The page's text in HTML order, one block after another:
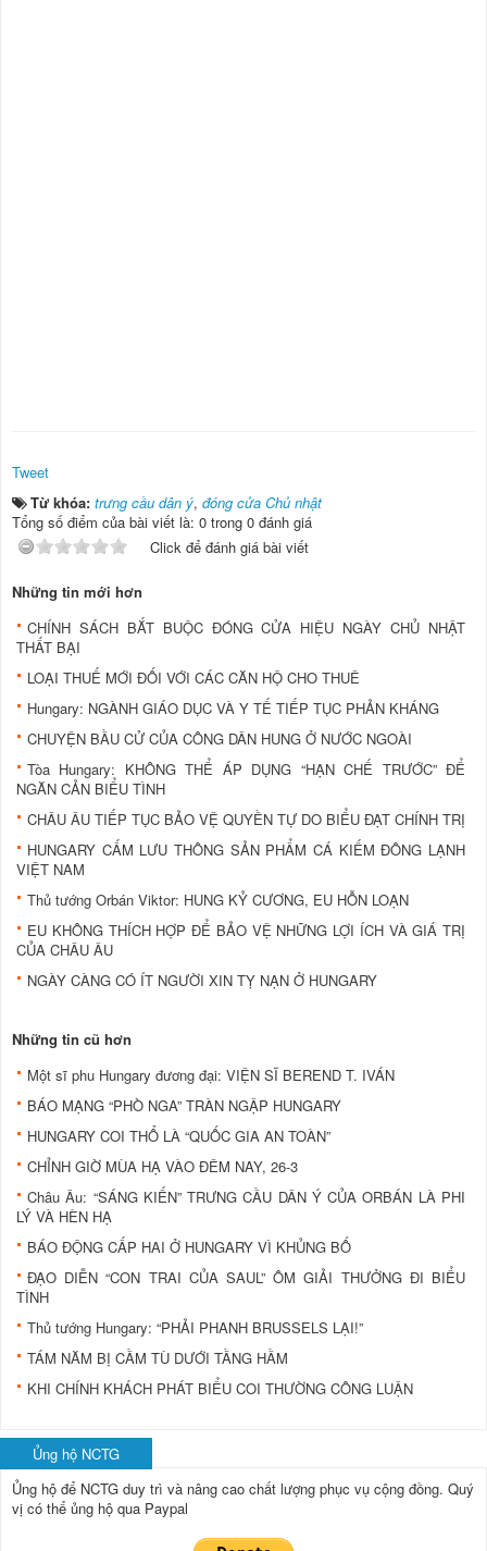
Tweet
Từ khóa: trưng cầu dân ý, đóng cửa Chủ nhật
Tổng số điểm của bài viết là: 0 trong 0 đánh giá
Click để đánh giá bài viết
Những tin mới hơn
CHÍNH SÁCH BẮT BUỘC ĐÓNG CỬA HIỆU NGÀY CHỦ NHẬT
THẤT BẠI
LOẠI THUẾ MỚI ĐỐI VỚI CÁC CĂN HỘ CHO THUÊ
Hungary: NGÀNH GIÁO DỤC VÀ Y TẾ TIẾP TỤC PHẢN KHÁNG
CHUYỆN BẦU CỬ CỦA CÔNG DÂN HUNG Ở NƯỚC NGOÀI
Tòa Hungary: KHÔNG THỂ ÁP DỤNG “HẠN CHẾ TRƯỚC” ĐỂ
NGĂN CẢN BIỂU TÌNH
CHÂU ÂU TIẾP TỤC BẢO VỆ QUYỀN TỰ DO BIỂU ĐẠT CHÍNH TRỊ
HUNGARY CẤM LƯU THÔNG SẢN PHẨM CÁ KIẾM ĐÔNG LẠNH
VIỆT NAM
Thủ tướng Orbán Viktor: HUNG KỶ CƯƠNG, EU HỖN LOẠN
EU KHÔNG THÍCH HỢP ĐỂ BẢO VỆ NHỮNG LỢI ÍCH VÀ GIÁ TRỊ
CỦA CHÂU ÂU
NGÀY CÀNG CÓ ÍT NGƯỜI XIN TỴ NẠN Ở HUNGARY
Những tin cũ hơn
Một sĩ phu Hungary đương đại: VIỆN SĨ BEREND T. IVÁN
BÁO MẠNG “PHÒ NGA” TRÀN NGẬP HUNGARY
HUNGARY COI THỔ LÀ “QUỐC GIA AN TOÀN”
CHỈNH GIỜ MÙA HẠ VÀO ĐÊM NAY, 26-3
Châu Âu: “SÁNG KIẾN” TRƯNG CẦU DÂN Ý CỦA ORBÁN LÀ PHI
LÝ VÀ HÈN HẠ
BÁO ĐỘNG CẤP HAI Ở HUNGARY VÌ KHỦNG BỐ
ĐẠO DIỄN “CON TRAI CỦA SAUL” ÔM GIẢI THƯỞNG ĐI BIỂU
TÌNH
Thủ tướng Hungary: “PHẢI PHANH BRUSSELS LẠI!”
TÁM NĂM BỊ CẦM TÙ DƯỚI TẦNG HẦM
KHI CHÍNH KHÁCH PHÁT BIỂU COI THƯỜNG CÔNG LUẬN
Ủng hộ NCTG
Ủng hộ để NCTG duy trì và nâng cao chất lượng phục vụ cộng đồng. Quý
vị có thể ủng hộ qua Paypal